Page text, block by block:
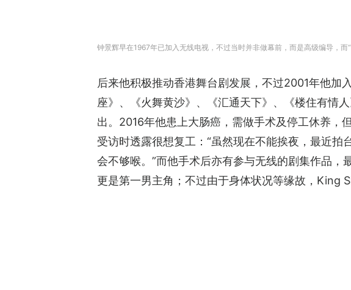
钟景辉早在1967年已加入无线电视，不过当时并非做幕前，而是高级编导，而“
后来他积极推动香港舞台剧发展，不过2001年他
座》、《火舞黄沙》、《汇通天下》、《楼住有情
出。2016年他患上大肠癌，需做手术及停工休养，
受访时透露很想复工：“虽然现在不能挨夜，最近
会不够喉。”而他手术后亦有参与无线的剧集作品
更是第一男主角；不过由于身体状况等缘故，King